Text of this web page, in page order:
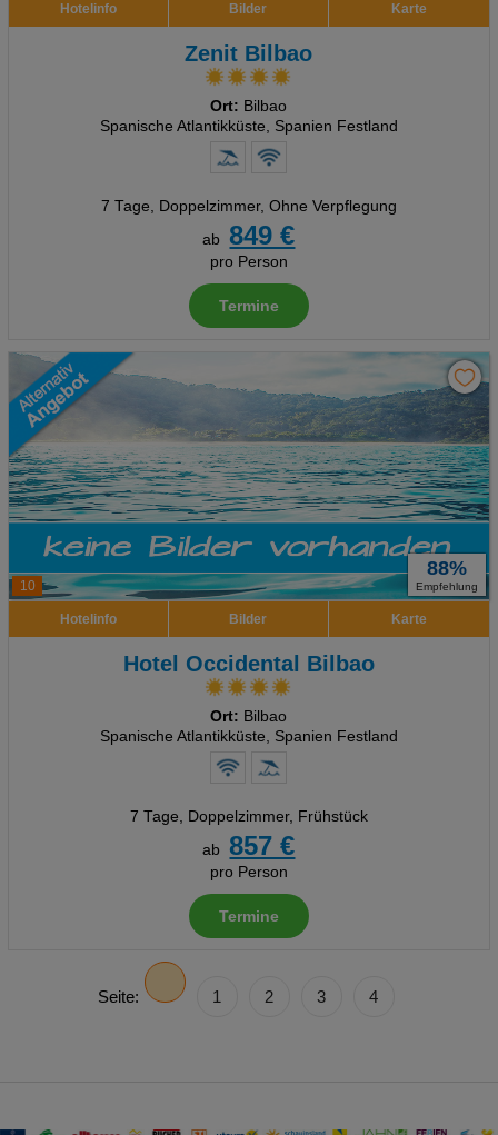
Hotelinfo Bilder Karte
Zenit Bilbao
Ort: Bilbao
Spanische Atlantikküste, Spanien Festland
7 Tage, Doppelzimmer, Ohne Verpflegung
ab
849 €
pro Person
Termine
10
88%
Empfehlung
Hotelinfo Bilder Karte
Hotel Occidental Bilbao
Ort: Bilbao
Spanische Atlantikküste, Spanien Festland
7 Tage, Doppelzimmer, Frühstück
ab
857 €
pro Person
Termine
Seite: 1 2 3 4